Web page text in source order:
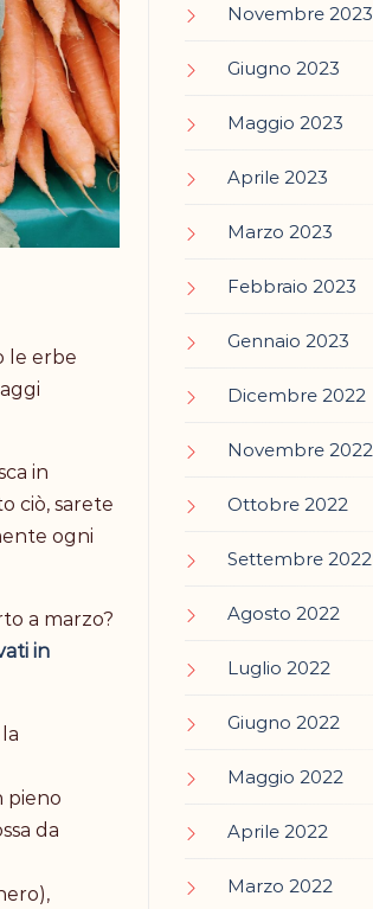
le erbe
in
ciò, sarete
ogni
a marzo?
in
pieno
da
Novembre 2023
Giugno 2023
Maggio 2023
Aprile 2023
Marzo 2023
Febbraio 2023
Gennaio 2023
Dicembre 2022
Novembre 2022
Ottobre 2022
Settembre 2022
Agosto 2022
Luglio 2022
Giugno 2022
Maggio 2022
Aprile 2022
Marzo 2022